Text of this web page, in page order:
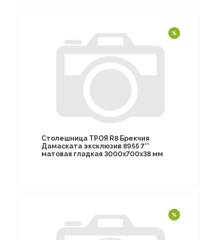
Столешница ТРОЯ R8 Брекчия
Дамаската эксклюзив 8955 7**
матовая гладкая 3000х700х38 мм